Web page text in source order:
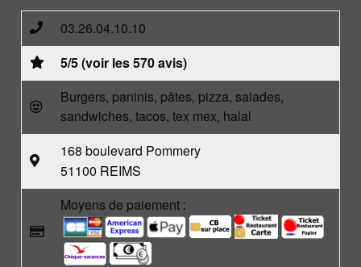
03.26.04.10.10
5/5 (voir les 570 avis)
Burgers, paninis, pâtes, pizza, salades,
sandwiches, tacos, tex mex, halal
168 boulevard Pommery
51100 REIMS
Moyens de paiement :